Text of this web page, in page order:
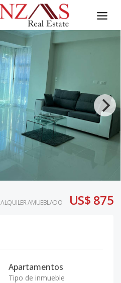
ALQUILER AMUEBLADO US$ 875
Apartamentos
Tipo de inmueble